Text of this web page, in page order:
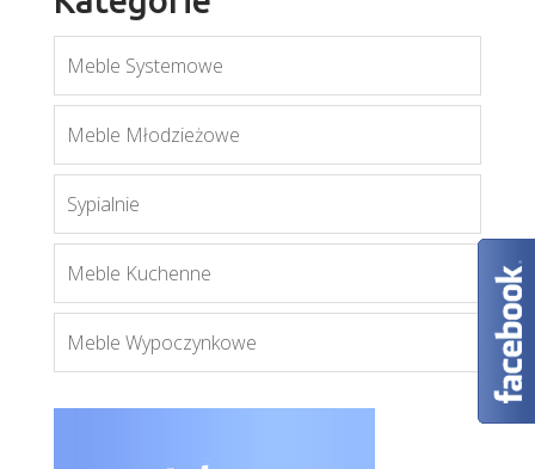
Bonus Bls3
Więcej
Meble Systemowe
Meble Młodzieżowe
Sypialnie
Meble Kuchenne
Meble Wypoczynkowe